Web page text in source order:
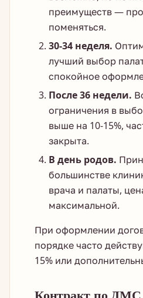
преимуществ —
поменяться.
30-34 неделя.
лучший выбор
спокойное
После 36 недели.
ограничения в
выше на 10-15%,
закрыта.
В день родов.
большинстве
врача и палаты,
максимальной.
При оформлении
порядке часто
15% или